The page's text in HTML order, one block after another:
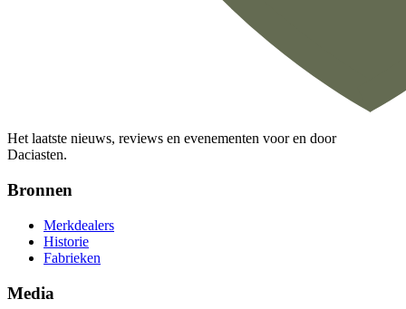
Het laatste nieuws, reviews en evenementen voor en door
Daciasten.
Bronnen
Merkdealers
Historie
Fabrieken
Media